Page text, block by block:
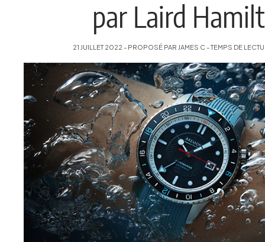
par Laird
21 JUILLET 2022 - PROPOSÉ PAR JAMES C - TEMPS DE